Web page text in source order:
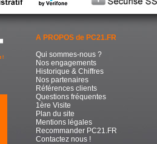
A PROPOS de PC21.FR
Qui sommes-nous ?
Nos engagements
Historique & Chiffres
Nos partenaires
Références clients
Questions fréquentes
1ère Visite
Plan du site
Mentions légales
Recommander PC21.FR
Contactez nous !